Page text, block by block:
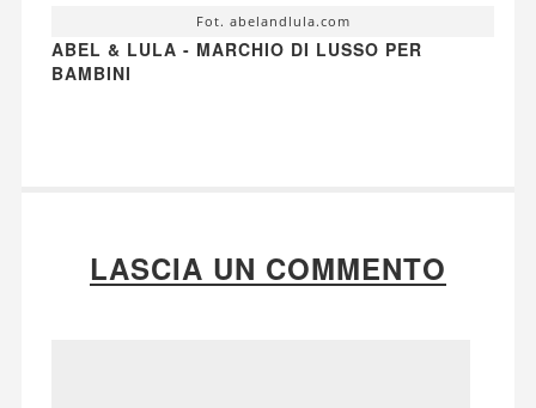
Fot. abelandlula.com
ABEL & LULA - MARCHIO DI LUSSO PER
BAMBINI
LASCIA UN COMMENTO